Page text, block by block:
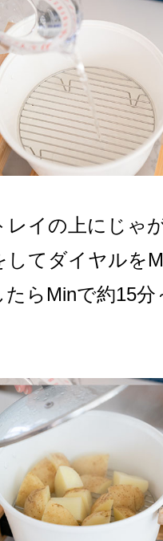
レイの上にじゃ
してダイヤルを
たらMinで約15分